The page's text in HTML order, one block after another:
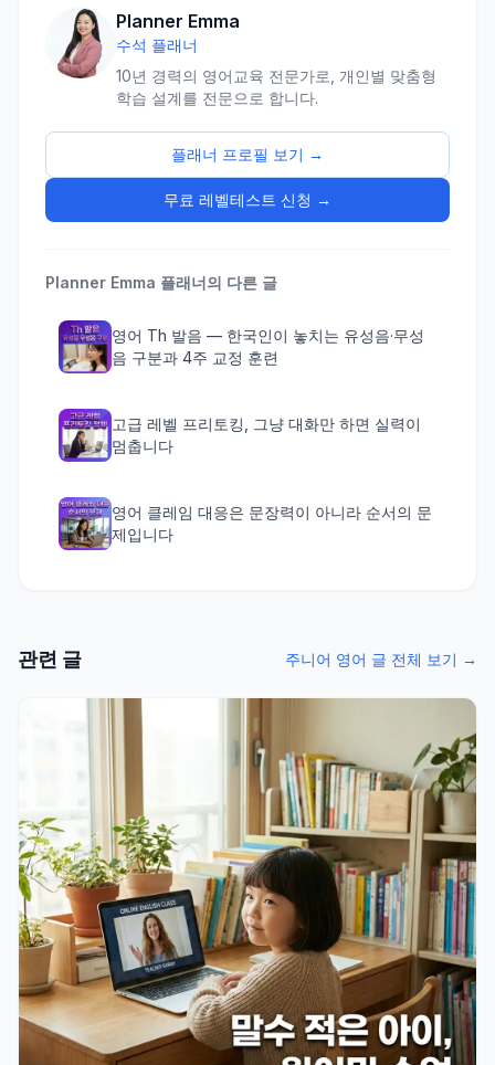
Planner Emma
수석 플래너
10년 경력의 영어교육 전문가로, 개인별 맞춤형
학습 설계를 전문으로 합니다.
플래너 프로필 보기 →
무료 레벨테스트 신청 →
Planner Emma 플래너의 다른 글
영어 Th 발음 — 한국인이 놓치는 유성음·무성
음 구분과 4주 교정 훈련
고급 레벨 프리토킹, 그냥 대화만 하면 실력이
멈춥니다
영어 클레임 대응은 문장력이 아니라 순서의 문
제입니다
관련 글 주니어 영어 글 전체 보기 →